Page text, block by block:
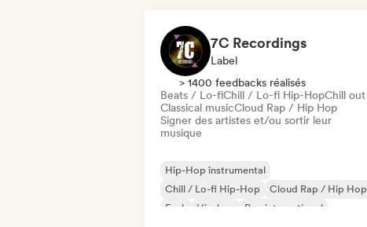
7C Recordings
Label
> 1400 feedbacks réalisés
Beats / Lo-fiChill / Lo-fi Hip-HopChill out
Classical musicCloud Rap / Hip Hop
Signer des artistes et/ou sortir leur
musique
Hip-Hop instrumental
Chill / Lo-fi Hip-Hop
Cloud Rap / Hip Hop
Funk
Hip-hop
Rap international